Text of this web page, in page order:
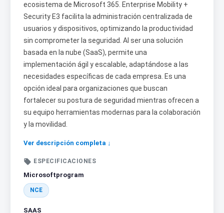
ecosistema de Microsoft 365. Enterprise Mobility +
Security E3 facilita la administración centralizada de
usuarios y dispositivos, optimizando la productividad
sin comprometer la seguridad. Al ser una solución
basada en la nube (SaaS), permite una
implementación ágil y escalable, adaptándose a las
necesidades específicas de cada empresa. Es una
opción ideal para organizaciones que buscan
fortalecer su postura de seguridad mientras ofrecen a
su equipo herramientas modernas para la colaboración
y la movilidad.
Ver descripción completa ↓
 ESPECIFICACIONES
Microsoftprogram
NCE
SAAS